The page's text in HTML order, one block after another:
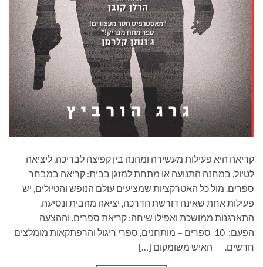
קריאה היא פעילות מעשירה ומהנה בין קפיצה לבריכה, ליציאה
לטיול, במחנה התנועה או מתחת למזגן בבית: קריאה במבחר
ספרים. מול כל האטרקציות שמציעים עולם הנופש והטיולים, יש
פעילות אחת שאינה דורשת הדרכה, יציאה מהבית ונסיעה,
התארגנות ממושכת ואפילו שיחה: קריאת ספרים. וההצעה
הפעם: 10 ספרים – מותחנים, ספרי ריגול והרפתקאות מומלצים
חדשים. האיש משומקום […]